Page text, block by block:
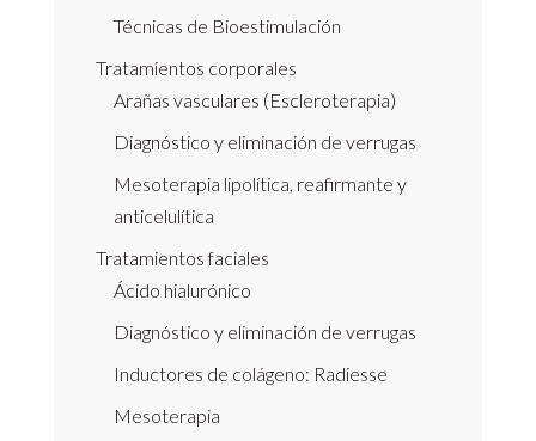
Técnicas de Bioestimulación
Tratamientos corporales
Arañas vasculares (Escleroterapia)
Diagnóstico y eliminación de verrugas
Mesoterapia lipolítica, reafirmante y
anticelulítica
Tratamientos faciales
Ácido hialurónico
Diagnóstico y eliminación de verrugas
Inductores de colágeno: Radiesse
Mesoterapia